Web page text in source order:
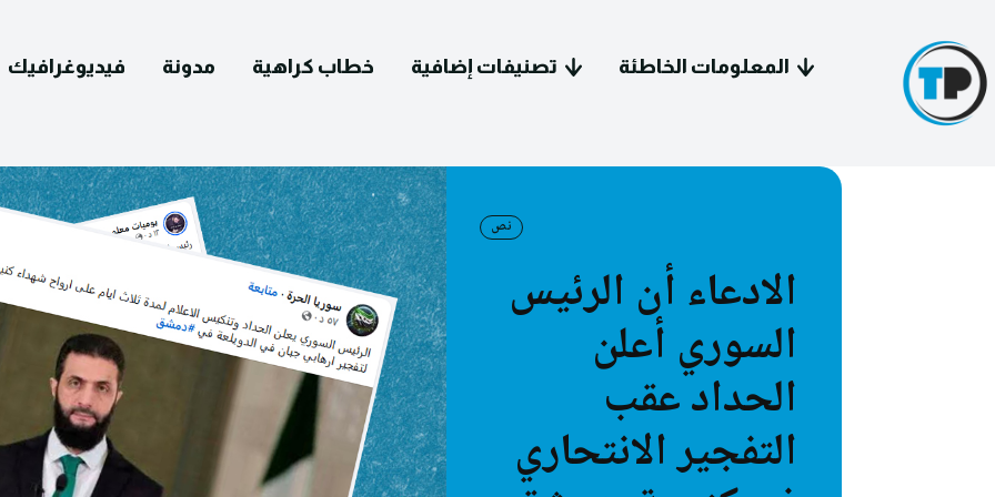
English
سياسة التصحيح
معلومات عنا
فيديوغرافيك
مدونة
فيديوغرافيك مدونة خطاب كراهية تصنيفات إضافية المعلومات الخاطئة
نص
الادعاء أن الرئيس
السوري أعلن
الحداد عقب
التفجير الانتحاري